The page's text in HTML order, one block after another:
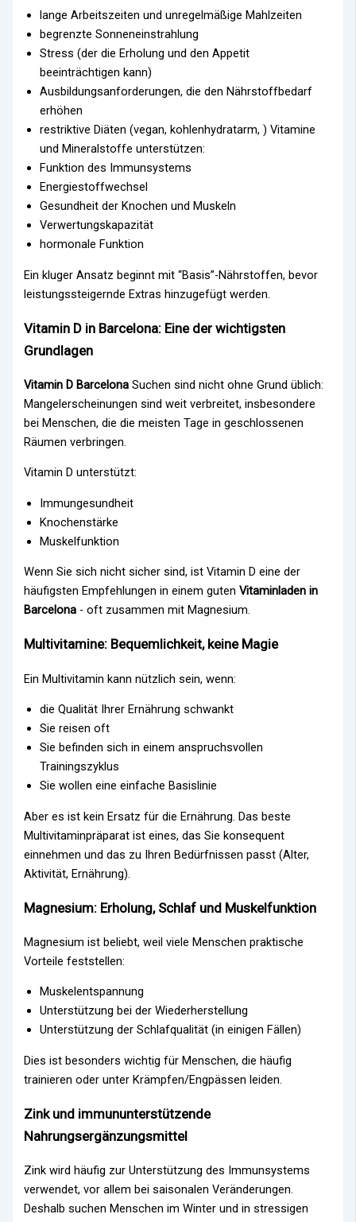
lange Arbeitszeiten und unregelmäßige Mahlzeiten
begrenzte Sonneneinstrahlung
Stress (der die Erholung und den Appetit
beeinträchtigen kann)
Ausbildungsanforderungen, die den Nährstoffbedarf
erhöhen
restriktive Diäten (vegan, kohlenhydratarm, ) Vitamine
und Mineralstoffe unterstützen:
Funktion des Immunsystems
Energiestoffwechsel
Gesundheit der Knochen und Muskeln
Verwertungskapazität
hormonale Funktion
Ein kluger Ansatz beginnt mit “Basis”-Nährstoffen, bevor
leistungssteigernde Extras hinzugefügt werden.
Vitamin D in Barcelona: Eine der wichtigsten
Grundlagen
Vitamin D BarcelonaSuchen sind nicht ohne Grund üblich:
Mangelerscheinungen sind weit verbreitet, insbesondere
bei Menschen, die die meisten Tage in geschlossenen
Räumen verbringen.
Vitamin D unterstützt:
Immungesundheit
Knochenstärke
Muskelfunktion
Wenn Sie sich nicht sicher sind, ist Vitamin D eine der
häufigsten Empfehlungen in einem gutenVitaminladen in
Barcelona - oft zusammen mit Magnesium.
Multivitamine: Bequemlichkeit, keine Magie
Ein Multivitamin kann nützlich sein, wenn:
die Qualität Ihrer Ernährung schwankt
Sie reisen oft
Sie befinden sich in einem anspruchsvollen
Trainingszyklus
Sie wollen eine einfache Basislinie
Aber es ist kein Ersatz für die Ernährung. Das beste
Multivitaminpräparat ist eines, das Sie konsequent
einnehmen und das zu Ihren Bedürfnissen passt (Alter,
Aktivität, Ernährung).
Magnesium: Erholung, Schlaf und Muskelfunktion
Magnesium ist beliebt, weil viele Menschen praktische
Vorteile feststellen:
Muskelentspannung
Unterstützung bei der Wiederherstellung
Unterstützung der Schlafqualität (in einigen Fällen)
Dies ist besonders wichtig für Menschen, die häufig
trainieren oder unter Krämpfen/Engpässen leiden.
Zink und immununterstützende
Nahrungsergänzungsmittel
Zink wird häufig zur Unterstützung des Immunsystems
verwendet, vor allem bei saisonalen Veränderungen.
Deshalb suchen Menschen im Winter und in stressigen